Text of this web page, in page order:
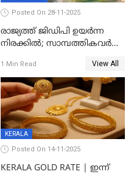
Posted On 28-11-2025
രാജ്യത്ത് ജിഡിപി ഉയര്‍ന്ന
നിരക്കില്‍; സാമ്പത്തികവർഷം
ശതമാനമായി; പ്രചോദനം
നൽകുന്നുവെന്ന് മോദി
1 Min Read View All
KERALA
Posted On 14-11-2025
KERALA GOLD RATE | ഇന്ന്